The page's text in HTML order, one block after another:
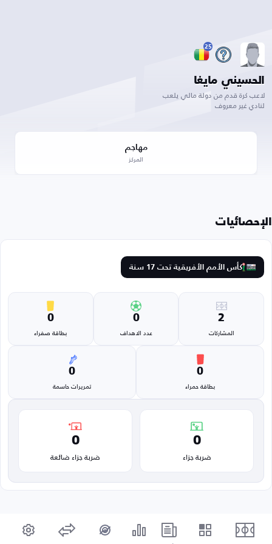
25
الحسيني مايغا
لاعب كرة قدم من دولة مالي يلعب
لنادي غير معروف
مهاجم
المركز
الإحصائيات
كأس الأمم الأفريقية تحت 17 سنة
2
المشاركات
0
عدد الاهداف
0
بطاقة صفراء
0
بطاقة حمراء
0
تمريرات حاسمة
0
ضربة جزاء
0
ضربة جزاء ضائعة